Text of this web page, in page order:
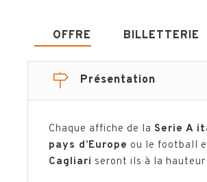
OFFRE BILLETTERIE
Présentation
Chaque affiche de la Serie A
pays d’Europe ou le football
Cagliari seront ils à la hauteur